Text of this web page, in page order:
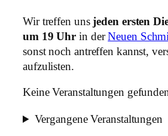
Wir treffen unsjeden ersten
um 19 Uhr in derNeuen
sonst noch antreffen kannst,
aufzulisten.
Keine Veranstaltungen
Vergangene Veranstaltungen